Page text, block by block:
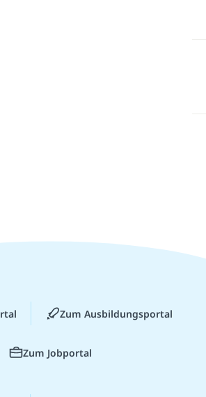
Zum Ausbildungsportal
Zum Jobportal